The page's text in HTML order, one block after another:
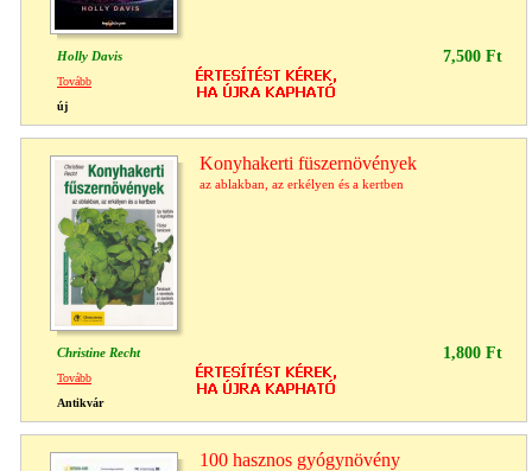
Holly Davis 7,500 Ft
Tovább
új
Konyhakerti füszernövények
az ablakban, az erkélyen és a kertben
Christine Recht 1,800 Ft
Tovább
Antikvár
100 hasznos gyógynövény